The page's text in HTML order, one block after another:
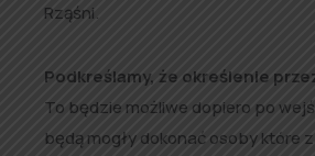
Rząśni.
Podkreślamy, że określenie
To będzie możliwe dopiero po
będą mogły dokonać osoby które